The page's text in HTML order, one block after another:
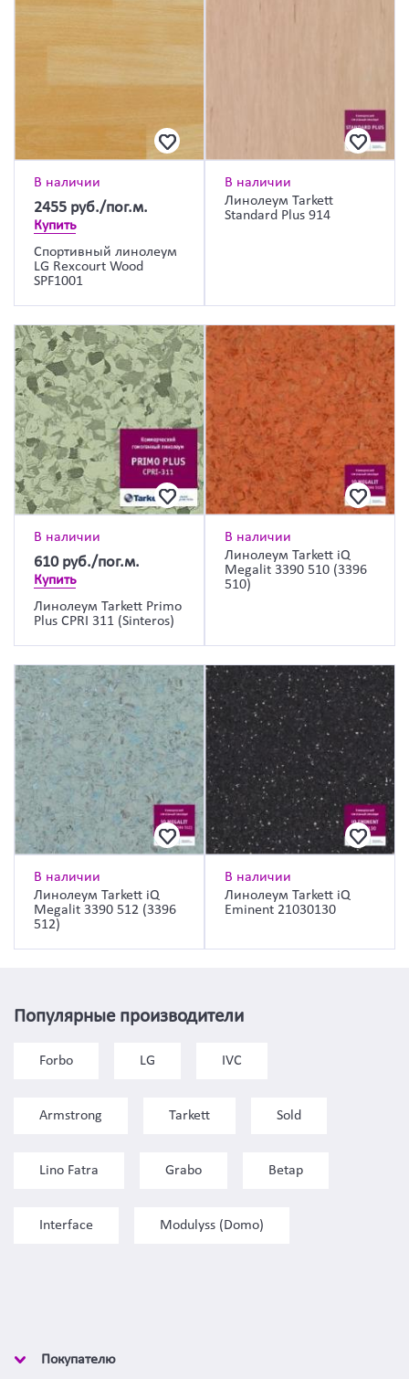
В наличии
2455 руб./пог.м.
Купить
Спортивный линолеум
LG Rexcourt Wood
SPF1001
В наличии
Линолеум Tarkett
Standard Plus 914
В наличии
610 руб./пог.м.
Купить
Линолеум Tarkett Primo
Plus CPRI 311 (Sinteros)
В наличии
Линолеум Tarkett iQ
Megalit 3390 510 (3396
510)
В наличии
Линолеум Tarkett iQ
Megalit 3390 512 (3396
512)
В наличии
Линолеум Tarkett iQ
Eminent 21030130
Популярные производители
Forbo LG IVC
Armstrong Tarkett Sold
Lino Fatra Grabo Betap
Interface Modulyss (Domo)
Покупателю